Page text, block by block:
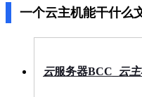
品
案
一个云主机能干什么
云服务器BCC_ 云